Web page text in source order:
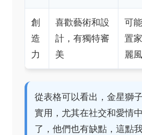
創
造
力
喜歡藝術和設
計，有獨特審
美
可
置
麗
從表格可以看出，金星獅
實用，尤其在社交和愛情
了，他們也有缺點，這點